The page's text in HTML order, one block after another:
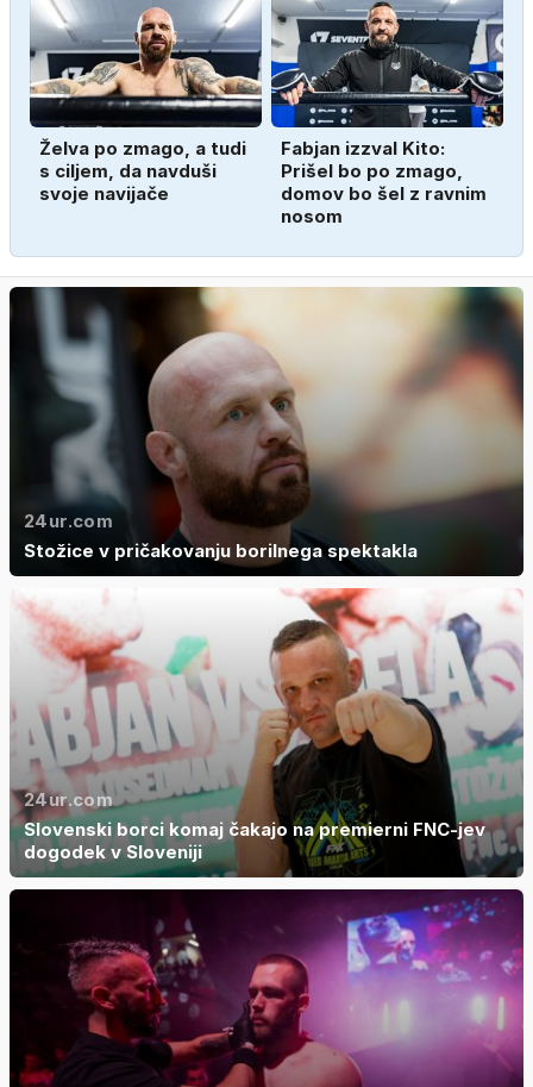
Želva po zmago, a tudi
s ciljem, da navduši
svoje navijače
Fabjan izzval Kito:
Prišel bo po zmago,
domov bo šel z ravnim
nosom
24ur.com
Stožice v pričakovanju borilnega spektakla
24ur.com
Slovenski borci komaj čakajo na premierni FNC-jev
dogodek v Sloveniji